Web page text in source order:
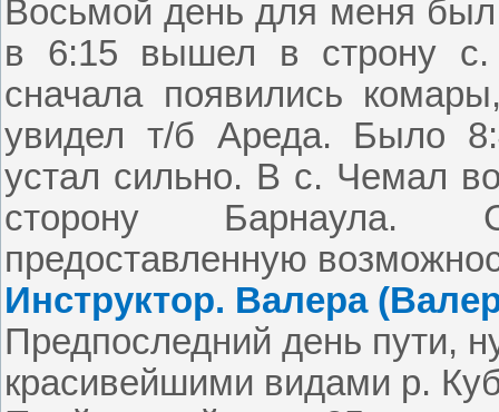
Восьмой день для меня
в 6:15 вышел в строну
сначала появились
увидел т/б Ареда. Было
устал сильно. В с. Чемал
сторону Барнаула.
предоставленную
Инструктор. Валера
Предпоследний день пути,
красивейшими видами р.